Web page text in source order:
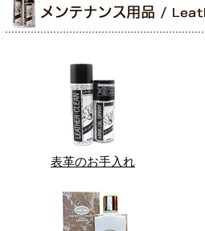
表革のお手入れ